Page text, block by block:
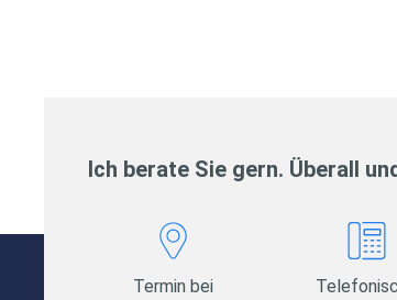
Ich berate Sie gern. Überall
Termin bei